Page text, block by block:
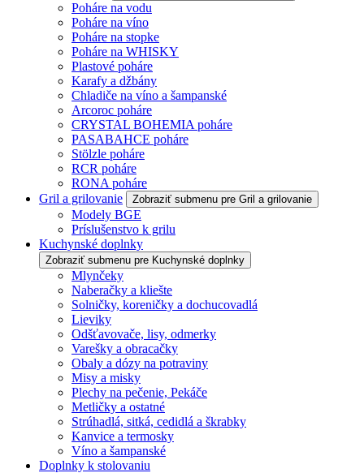
Poháre na vodu
Poháre na víno
Poháre na stopke
Poháre na WHISKY
Plastové poháre
Karafy a džbány
Chladiče na víno a šampanské
Arcoroc poháre
CRYSTAL BOHEMIA poháre
PASABAHCE poháre
Stölzle poháre
RCR poháre
RONA poháre
Gril a grilovanie
Zobraziť submenu pre Gril a grilovanie
Modely BGE
Príslušenstvo k grilu
Kuchynské doplnky
Zobraziť submenu pre Kuchynské doplnky
Mlynčeky
Naberačky a kliešte
Solničky, koreničky a dochucovadlá
Lieviky
Odšťavovače, lisy, odmerky
Varešky a obracačky
Obaly a dózy na potraviny
Misy a misky
Plechy na pečenie, Pekáče
Metličky a ostatné
Strúhadlá, sitká, cedidlá a škrabky
Kanvice a termosky
Víno a šampanské
Doplnky k stolovaniu